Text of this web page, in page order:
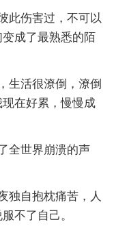
此伤害过，不可以
成了最熟悉的陌
生活很潦倒，潦倒
在好累，慢慢成
全世界崩溃的声
独自抱枕痛苦，人
不了自己。